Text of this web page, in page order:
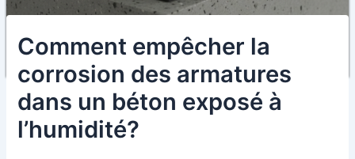
Comment empêcher la
corrosion des armatures
dans un béton exposé à
l’humidité?